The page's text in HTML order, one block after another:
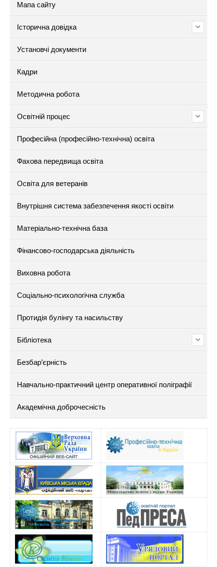
Мапа сайту
Історична довідка
Установчі документи
Кадри
Методична робота
Освітній процес
Професійна (професійно-технічна) освіта
Фахова передвища освіта
Освіта для ветеранів
Внутрішня система забезпечення якості освіти
Матеріально-технічна база
Фінансово-господарська діяльність
Виховна робота
Соціально-психологічна служба
Протидія булінгу та насильству
Бібліотека
Безбар’єрність
Навчально-практичний центр оперативної поліграфії
Академічна доброчесність